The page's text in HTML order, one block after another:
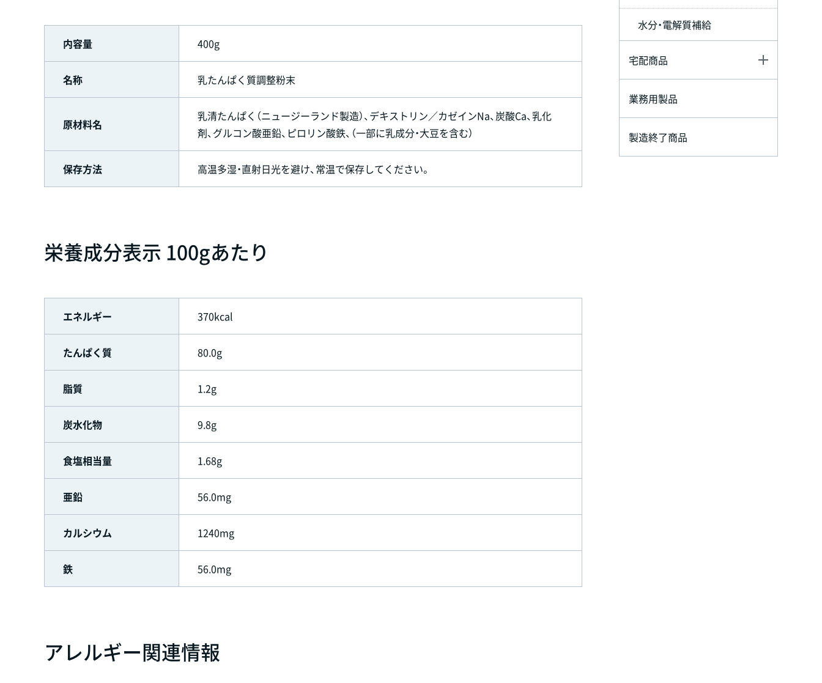
内容量 400g
名称 乳たんぱく質調整粉末
原材料名
乳清たんぱく（ニュージーランド製造）、デキストリン／カゼインNa、炭酸Ca、乳化
剤、グルコン酸亜鉛、ピロリン酸鉄、（一部に乳成分・大豆を含む）
保存方法 高温多湿・直射日光を避け、常温で保存してください。
栄養成分表示 100gあたり
エネルギー 370kcal
たんぱく質 80.0g
脂質 1.2g
炭水化物 9.8g
食塩相当量 1.68g
亜鉛 56.0mg
カルシウム 1240mg
鉄 56.0mg
アレルギー関連情報
水分・電解質補給
宅配商品
業務用製品
製造終了商品